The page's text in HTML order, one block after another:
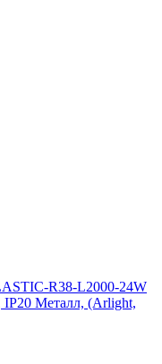
R38-L2000-24W
Металл, (Arlight,